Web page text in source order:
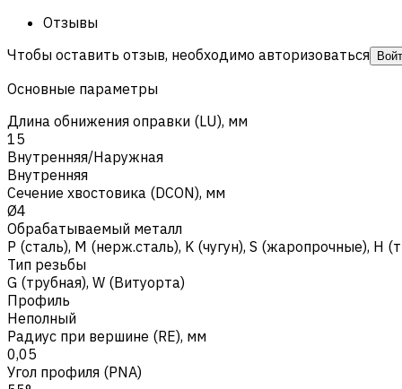
Отзывы
Чтобы оставить отзыв, необходимо авторизоваться
Основные параметры
Длина обнижения оправки (LU), мм
15
Внутренняя/Наружная
Внутренняя
Сечение хвостовика (DCON), мм
Ø4
Обрабатываемый металл
Р (сталь), M (нерж.сталь), K (чугун), S (жаропрочные), H
Тип резьбы
G (трубная), W (Витуорта)
Профиль
Неполный
Радиус при вершине (RE), мм
0,05
Угол профиля (PNA)